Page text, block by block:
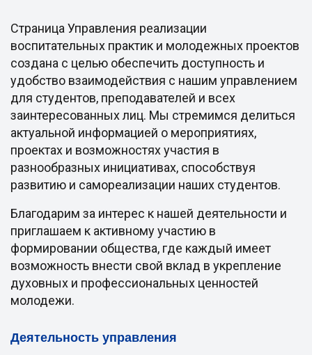
Страница Управления реализации
воспитательных практик и молодежных проектов
создана с целью обеспечить доступность и
удобство взаимодействия с нашим управлением
для студентов, преподавателей и всех
заинтересованных лиц. Мы стремимся делиться
актуальной информацией о мероприятиях,
проектах и возможностях участия в
разнообразных инициативах, способствуя
развитию и самореализации наших студентов.
Благодарим за интерес к нашей деятельности и
приглашаем к активному участию в
формировании общества, где каждый имеет
возможность внести свой вклад в укрепление
духовных и профессиональных ценностей
молодежи.
Деятельность управления